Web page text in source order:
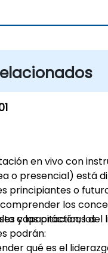
en vivo con
o presencial) está
principiantes o
los
y las prácticas del
capacitación, los
podrán:
qué es el